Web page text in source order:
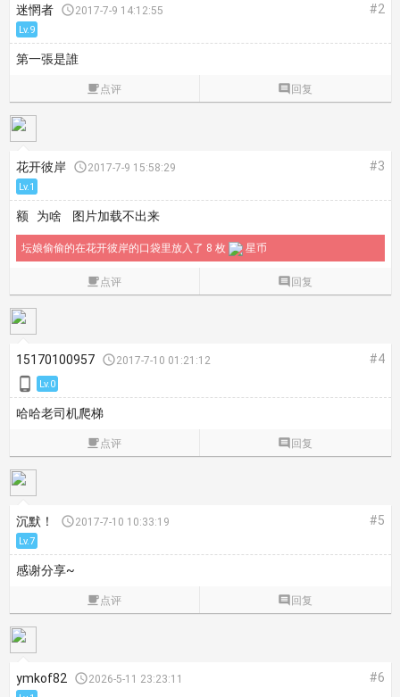
迷惘者 2017-7-9 14:12:55 #2
Lv.9
第一張是誰
点评  回复
花开彼岸 2017-7-9 15:58:29 #3
Lv.1
额 为啥 图片加载不出来
坛娘偷偷的在花开彼岸的口袋里放入了 8 枚 星币
点评  回复
15170100957 2017-7-10 01:21:12 #4
 Lv.0
哈哈老司机爬梯
点评  回复
沉默！ 2017-7-10 10:33:19 #5
Lv.7
感谢分享~
点评  回复
ymkof82 2026-5-11 23:23:11 #6